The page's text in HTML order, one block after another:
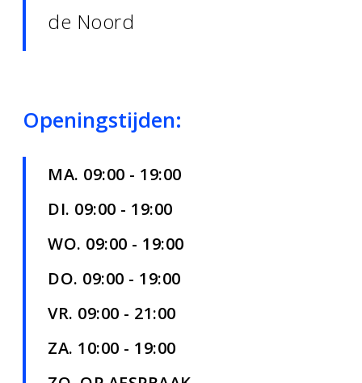
Openingstijden:
MA. 09:00 - 19:00
DI. 09:00 - 19:00
WO. 09:00 - 19:00
DO. 09:00 - 19:00
VR. 09:00 - 21:00
ZA. 10:00 - 19:00